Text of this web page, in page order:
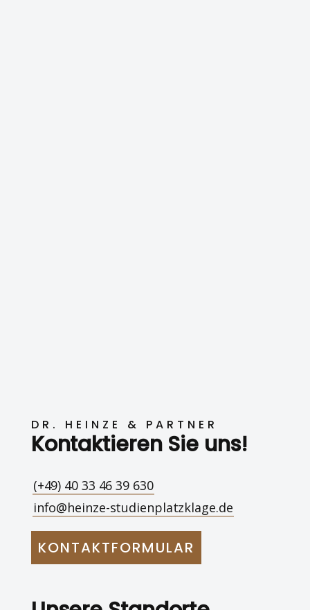
DR. HEINZE & PARTNER
Kontaktieren Sie uns!
(+49) 40 33 46 39 630
info@heinze-studienplatzklage.de
KONTAKTFORMULAR